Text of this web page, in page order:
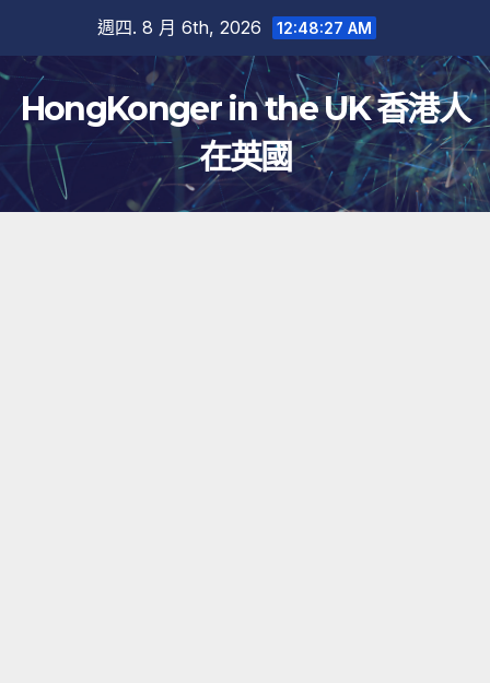
內
容
週四. 8 月 6th, 2026 12:48:27 AM
HongKonger in the UK 香港人
在英國